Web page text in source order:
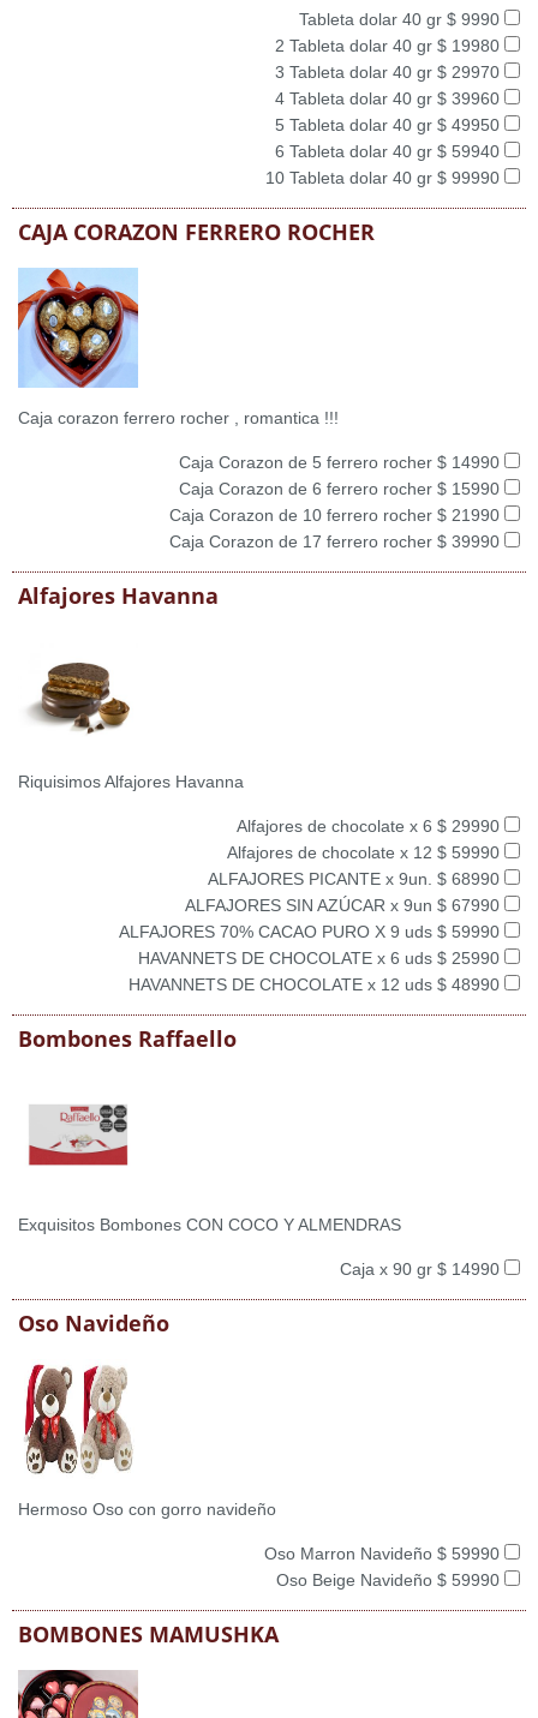
Tableta dolar 40 gr $ 9990
2 Tableta dolar 40 gr $ 19980
3 Tableta dolar 40 gr $ 29970
4 Tableta dolar 40 gr $ 39960
5 Tableta dolar 40 gr $ 49950
6 Tableta dolar 40 gr $ 59940
10 Tableta dolar 40 gr $ 99990
CAJA CORAZON FERRERO ROCHER
Caja corazon ferrero rocher , romantica !!!
Caja Corazon de 5 ferrero rocher $ 14990
Caja Corazon de 6 ferrero rocher $ 15990
Caja Corazon de 10 ferrero rocher $ 21990
Caja Corazon de 17 ferrero rocher $ 39990
Alfajores Havanna
Riquisimos Alfajores Havanna
Alfajores de chocolate x 6 $ 29990
Alfajores de chocolate x 12 $ 59990
ALFAJORES PICANTE x 9un. $ 68990
ALFAJORES SIN AZÚCAR x 9un $ 67990
ALFAJORES 70% CACAO PURO X 9 uds $ 59990
HAVANNETS DE CHOCOLATE x 6 uds $ 25990
HAVANNETS DE CHOCOLATE x 12 uds $ 48990
Bombones Raffaello
Exquisitos Bombones CON COCO Y ALMENDRAS
Caja x 90 gr $ 14990
Oso Navideño
Hermoso Oso con gorro navideño
Oso Marron Navideño $ 59990
Oso Beige Navideño $ 59990
BOMBONES MAMUSHKA